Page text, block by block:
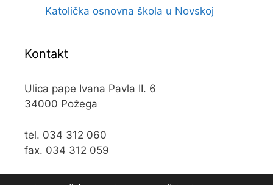
Katolička osnovna škola u Novskoj
Kontakt
Ulica pape Ivana Pavla II. 6
34000 Požega
tel. 034 312 060
fax. 034 312 059